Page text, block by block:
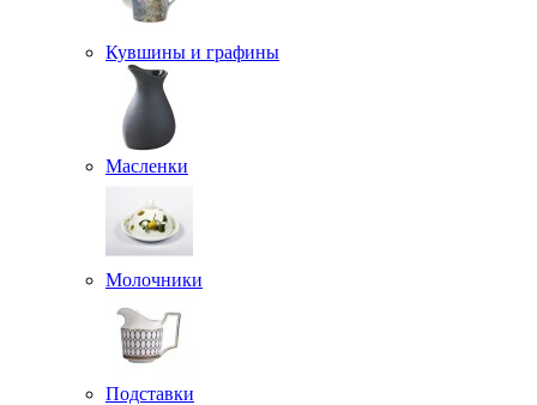
Кувшины и графины
Масленки
Молочники
Подставки